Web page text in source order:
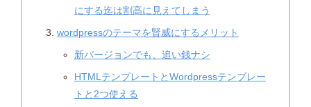
にする迄は割高に見えてしまう
wordpressのテーマを賢威にするメリット
新バージョンでも、追い銭ナシ
HTMLテンプレートとWordpressテンプレー
トと2つ使える